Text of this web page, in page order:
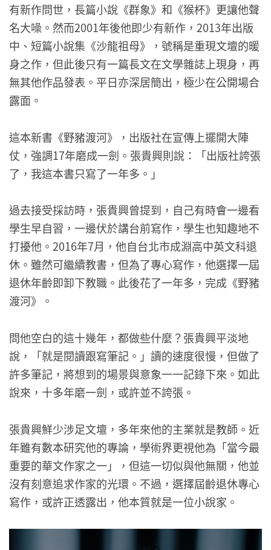
有新作問世，長篇小說《群象》和《猴杯》更讓他聲
名大噪。然而2001年後他即少有新作，2013年出版
中、短篇小說集《沙龍祖母》，號稱是重現文壇的暖
身之作，但此後只有一篇長文在文學雜誌上現身，再
無其他作品發表。平日亦深居簡出，極少在公開場合
露面。
這本新書《野豬渡河》，出版社在宣傳上擺開大陣
仗，強調17年磨成一劍。張貴興則說：「出版社誇張
了，我這本書只寫了一年多。」
過去接受採訪時，張貴興曾提到，自己有時會一邊看
學生早自習，一邊伏於講台前寫作，學生也知趣地不
打擾他。2016年7月，他自台北市成淵高中英文科退
休。雖然可繼續教書，但為了專心寫作，他選擇一屆
退休年齡即卸下教職。此後花了一年多，完成《野豬
渡河》。
問他空白的這十幾年，都做些什麼？張貴興平淡地
說，「就是閱讀跟寫筆記。」讀的速度很慢，但做了
許多筆記，將想到的場景與意象一一記錄下來。如此
說來，十多年磨一劍，或許並不誇張。
張貴興鮮少涉足文壇，多年來他的主業就是教師。近
年雖有數本研究他的專論，學術界更視他為「當今最
重要的華文作家之一」，但這一切似與他無關，他並
沒有刻意追求作家的光環。不過，選擇屆齡退休專心
寫作，或許正透露出，他本質就是一位小說家。